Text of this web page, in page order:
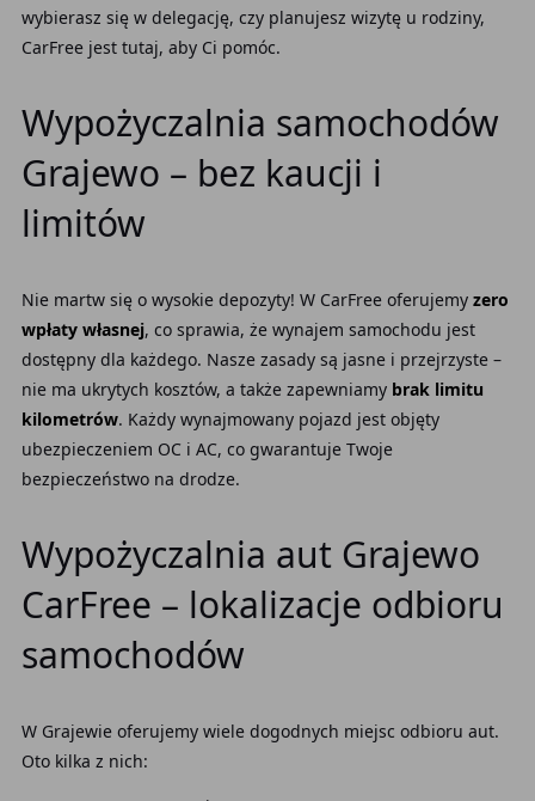
wybierasz się w delegację, czy planujesz wizytę u rodziny,
CarFree jest tutaj, aby Ci pomóc.
Wypożyczalnia samochodów
Grajewo – bez kaucji i
limitów
Nie martw się o wysokie depozyty! W CarFree oferujemy zero
wpłaty własnej, co sprawia, że wynajem samochodu jest
dostępny dla każdego. Nasze zasady są jasne i przejrzyste –
nie ma ukrytych kosztów, a także zapewniamy brak limitu
kilometrów. Każdy wynajmowany pojazd jest objęty
ubezpieczeniem OC i AC, co gwarantuje Twoje
bezpieczeństwo na drodze.
Wypożyczalnia aut Grajewo
CarFree – lokalizacje odbioru
samochodów
W Grajewie oferujemy wiele dogodnych miejsc odbioru aut.
Oto kilka z nich: